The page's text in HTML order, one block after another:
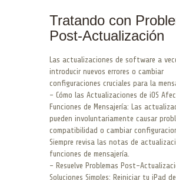
Tratando con
Post-Actualización
Las actualizaciones de software a
introducir nuevos errores o cambiar
configuraciones cruciales para la
– Cómo las Actualizaciones de iOS
Funciones de Mensajería: Las
pueden involuntariamente causar
compatibilidad o cambiar
Siempre revisa las notas de
funciones de mensajería.
– Resuelve Problemas Post-
Soluciones Simples: Reiniciar tu iPad